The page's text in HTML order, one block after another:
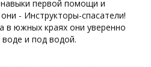
первой помощи и
- Инструкторы-спасатели!
в южных краях они уверенно
и под водой.